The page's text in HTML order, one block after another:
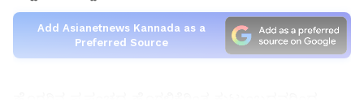
Add Asianetnews Kannada as a
Preferred Source